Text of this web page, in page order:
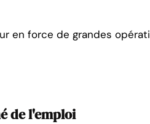
en force de grandes
de l'emploi